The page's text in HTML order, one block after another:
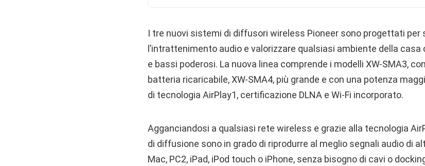
I tre nuovi sistemi di diffusori wireless Pioneer sono progettati per
l’intrattenimento audio e valorizzare qualsiasi ambiente della
e bassi poderosi. La nuova linea comprende i modelli XW-SMA3,
batteria ricaricabile, XW-SMA4, più grande e con una potenza
di tecnologia AirPlay1, certificazione DLNA e Wi-Fi incorporato.
Agganciandosi a qualsiasi rete wireless e grazie alla tecnologia
di diffusione sono in grado di riprodurre al meglio segnali audio di
Mac, PC2, iPad, iPod touch o iPhone, senza bisogno di cavi o